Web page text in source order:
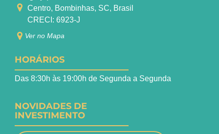
Centro, Bombinhas, SC, Brasil
CRECI: 6923-J
Ver no Mapa
HORÁRIOS
Das 8:30h às 19:00h de Segunda a Segunda
NOVIDADES DE
INVESTIMENTO